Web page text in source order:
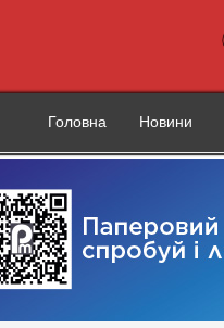
Головна Новини